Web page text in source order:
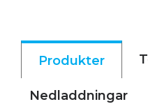
Produkter
Nedladdningar